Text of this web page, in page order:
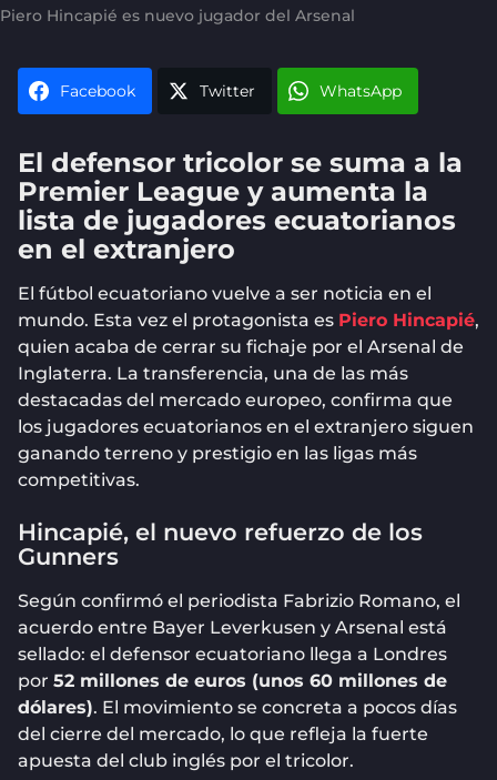
Piero Hincapié es nuevo jugador del Arsenal
Facebook Twitter WhatsApp
El defensor tricolor se suma a la
Premier League y aumenta la
lista de jugadores ecuatorianos
en el extranjero
El fútbol ecuatoriano vuelve a ser noticia en el
mundo. Esta vez el protagonista es Piero Hincapié,
quien acaba de cerrar su fichaje por el Arsenal de
Inglaterra. La transferencia, una de las más
destacadas del mercado europeo, confirma que
los jugadores ecuatorianos en el extranjero siguen
ganando terreno y prestigio en las ligas más
competitivas.
Hincapié, el nuevo refuerzo de los
Gunners
Según confirmó el periodista Fabrizio Romano, el
acuerdo entre Bayer Leverkusen y Arsenal está
sellado: el defensor ecuatoriano llega a Londres
por 52 millones de euros (unos 60 millones de
dólares). El movimiento se concreta a pocos días
del cierre del mercado, lo que refleja la fuerte
apuesta del club inglés por el tricolor.